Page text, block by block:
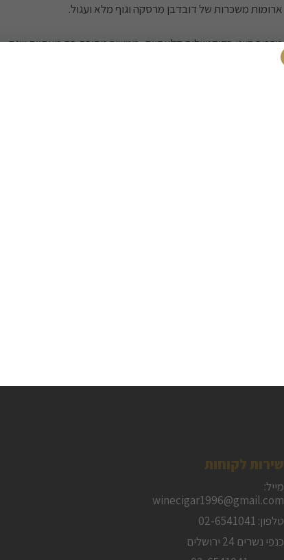
ארומות משכרות של דובדבן מרסקה וגוף מלא ועגול.
מרכיב חיוני בקוקטיילים קלאסיים, ממשיך מסורת בת מאתיים שנה.
שירות לקוחות
מייל:
winecigar1996@gmail.com
טלפון: 02-6541041
כנפי נשרים 24 ירושלים